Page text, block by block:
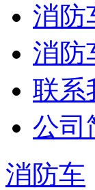
消防
消防
联系
公司
消防车